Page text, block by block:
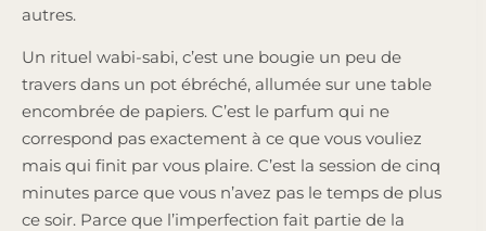
autres.
Un rituel wabi-sabi, c’est une bougie un peu de
travers dans un pot ébréché, allumée sur une table
encombrée de papiers. C’est le parfum qui ne
correspond pas exactement à ce que vous vouliez
mais qui finit par vous plaire. C’est la session de cinq
minutes parce que vous n’avez pas le temps de plus
ce soir. Parce que l’imperfection fait partie de la